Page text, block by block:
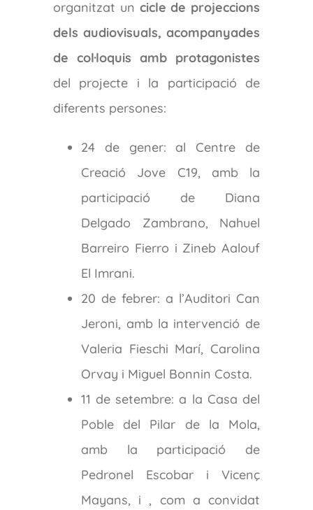
organitzat un cicle de projeccions
dels audiovisuals, acompanyades
de col·loquis amb protagonistes
del projecte i la participació de
diferents persones:
24 de gener: al Centre de
Creació Jove C19, amb la
participació de Diana
Delgado Zambrano, Nahuel
Barreiro Fierro i Zineb Aalouf
El Imrani.
20 de febrer: a l’Auditori Can
Jeroni, amb la intervenció de
Valeria Fieschi Marí, Carolina
Orvay i Miguel Bonnin Costa.
11 de setembre: a la Casa del
Poble del Pilar de la Mola,
amb la participació de
Pedronel Escobar i Vicenç
Mayans, i , com a convidat